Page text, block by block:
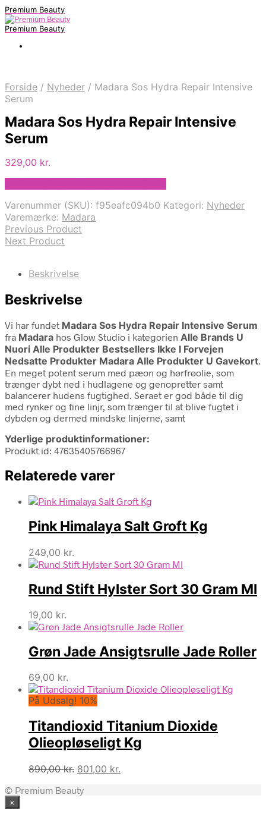
Premium Beauty
Premium Beauty
Forside / Nyheder / Madara Sos Hydra Repair Intensive
Serum
Madara Sos Hydra Repair Intensive
Serum
329,00 kr.
Varenummer (SKU): f95eafc094b0 Kategori: Nyheder
Varemærke: Madara
Previous Product
Next Product
Beskrivelse
Beskrivelse
Vi har fundet Madara Sos Hydra Repair Intensive Serum
fra Madara hos Glow Studio i kategorien Alle Brands U
Nuori Alle Produkter Bestsellers Ikke I Forvejen
Nedsatte Produkter Madara Alle Produkter U Gavekort.
En meget potent serum med pæon og hørfrøolie, som
trænger dybt ned i hudlagene og genopretter samt
balancerer hudens fugtighed. Seraet er god både til dig
med rynker og fine linjr, som trænger til at blive fugtet i
dybden og dermed mindske linjerne, samt
Yderlige produktinformationer:
Produkt id: 47635405766967
Relaterede varer
Pink Himalaya Salt Groft Kg
249,00 kr.
Rund Stift Hylster Sort 30 Gram Ml
19,00 kr.
Grøn Jade Ansigtsrulle Jade Roller
69,00 kr.
På Udsalg! 10%
Titandioxid Titanium Dioxide
Olieopløseligt Kg
890,00kr. Den
pris
801,00 kr.
© Premium Beauty
×